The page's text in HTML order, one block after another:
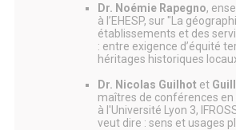
Dr. Noémie Rapegno,
à l’EHESP, sur "La
établissements et des
: entre exigence d’équité
héritages historiques
Dr. Nicolas Guilhot et
maîtres de conférences
à l'Université Lyon 3,
veut dire : sens et usages